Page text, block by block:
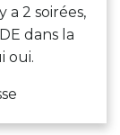
a 2 soirées,
dans la
oui.